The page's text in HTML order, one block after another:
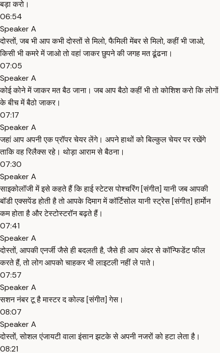
बड़ा करो।
06:54
Speaker A
दोस्तों, जब भी आप कभी दोस्तों से मिलो, फैमिली मेंबर से मिलो, कहीं भी जाओ,
किसी भी कमरे में जाओ तो वहां जाकर छुपने की जगह मत ढूंढना।
07:05
Speaker A
कोई कोने में जाकर मत बैठ जाना। जब आप बैठो कहीं भी तो कोशिश करो कि लोगों
के बीच में बैठो जाकर।
07:17
Speaker A
जहां आप अपनी एक प्रॉपर चेयर लेंगे। अपने हाथों को बिल्कुल चेयर पर रखेंगे
ताकि वह रिलैक्स रहे। थोड़ा आराम से बैठना।
07:30
Speaker A
साइकोलॉजी में इसे कहते हैं कि हाई स्टेटस पोश्चरिंग [संगीत] यानी जब आपकी
बॉडी एक्सपेंड होती है तो आपके दिमाग में कॉर्टिसोल यानी स्ट्रेस [संगीत] हार्मोन
कम होता है और टेस्टोस्टरॉन बढ़ते हैं।
07:41
Speaker A
दोस्तों, आपकी एनर्जी जैसे ही बदलती है, जैसे ही आप अंदर से कॉन्फिडेंट फील
करते हैं, तो लोग आपको चाहकर भी लाइटली नहीं ले पाते।
07:57
Speaker A
सशन नंबर टू है मास्टर द कोल्ड [संगीत] गेस।
08:07
Speaker A
दोस्तों, सोशल एंजायटी वाला इंसान झटके से अपनी नजरों को हटा लेता है।
08:21